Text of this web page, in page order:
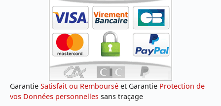
Garantie Satisfait ou Remboursé et Garantie Protection de
vos Données personnelles sans traçage